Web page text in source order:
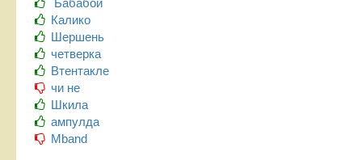
Калико
Шершень
четверка
Втентакле
чи не
Шкила
ампулда
Mband